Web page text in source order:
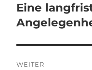
Beitrag:
Eine
WEITER